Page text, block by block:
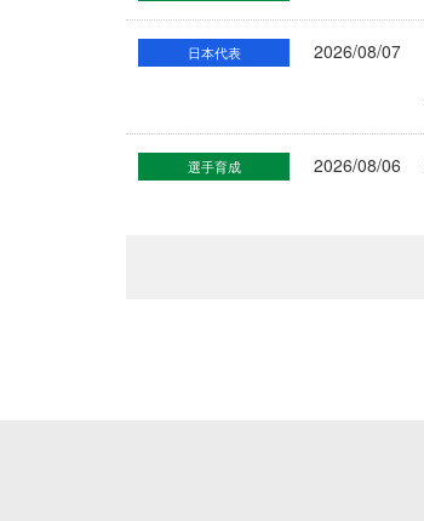
日本代表 2026/08/07
選手育成 2026/08/06